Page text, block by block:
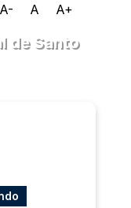
A- A A+
de Santo